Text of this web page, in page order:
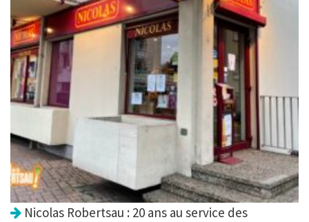
Nicolas Robertsau : 20 ans au service des